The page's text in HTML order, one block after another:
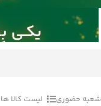
شعبه حضوری لیست کالا ها